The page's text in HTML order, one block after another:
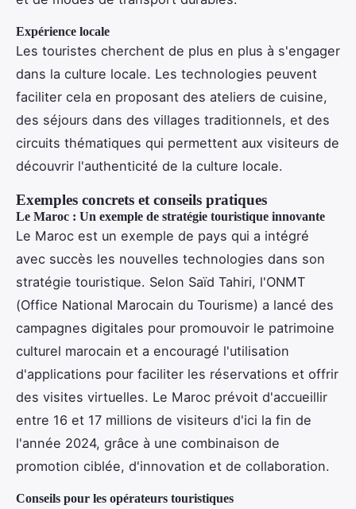
Expérience locale
Les touristes cherchent de plus en plus à s'engager
dans la culture locale. Les technologies peuvent
faciliter cela en proposant des ateliers de cuisine,
des séjours dans des villages traditionnels, et des
circuits thématiques qui permettent aux visiteurs de
découvrir l'authenticité de la culture locale.
Exemples concrets et conseils pratiques
Le Maroc : Un exemple de stratégie touristique innovante
Le Maroc est un exemple de pays qui a intégré
avec succès les nouvelles technologies dans son
stratégie touristique. Selon Saïd Tahiri, l'ONMT
(Office National Marocain du Tourisme) a lancé des
campagnes digitales pour promouvoir le patrimoine
culturel marocain et a encouragé l'utilisation
d'applications pour faciliter les réservations et offrir
des visites virtuelles. Le Maroc prévoit d'accueillir
entre 16 et 17 millions de visiteurs d'ici la fin de
l'année 2024, grâce à une combinaison de
promotion ciblée, d'innovation et de collaboration.
Conseils pour les opérateurs touristiques